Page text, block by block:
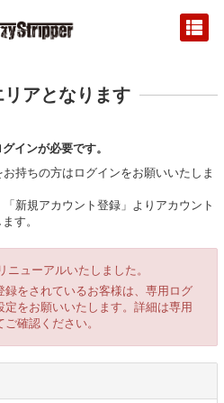
アとなります
インが必要です。
持ちの方はログインをお願いいたしま
新規アカウント登録」よりアカウント
す。
ューアルいたしました。
録をされているお客様は、専用ログ
をお願いいたします。詳細は専用
確認ください。